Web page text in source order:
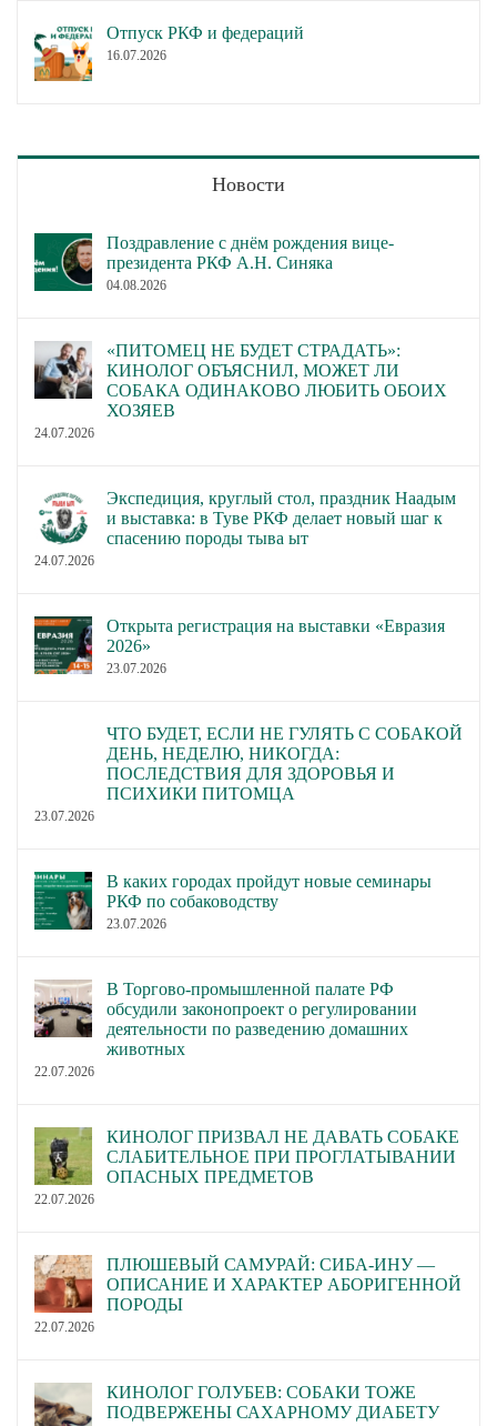
Отпуск РКФ и федераций
16.07.2026
Новости
Поздравление с днём рождения вице-
президента РКФ А.Н. Синяка
04.08.2026
«ПИТОМЕЦ НЕ БУДЕТ СТРАДАТЬ»:
КИНОЛОГ ОБЪЯСНИЛ, МОЖЕТ ЛИ
СОБАКА ОДИНАКОВО ЛЮБИТЬ ОБОИХ
ХОЗЯЕВ
24.07.2026
Экспедиция, круглый стол, праздник Наадым
и выставка: в Туве РКФ делает новый шаг к
спасению породы тыва ыт
24.07.2026
Открыта регистрация на выставки «Евразия
2026»
23.07.2026
ЧТО БУДЕТ, ЕСЛИ НЕ ГУЛЯТЬ С СОБАКОЙ
ДЕНЬ, НЕДЕЛЮ, НИКОГДА:
ПОСЛЕДСТВИЯ ДЛЯ ЗДОРОВЬЯ И
ПСИХИКИ ПИТОМЦА
23.07.2026
В каких городах пройдут новые семинары
РКФ по собаководству
23.07.2026
В Торгово-промышленной палате РФ
обсудили законопроект о регулировании
деятельности по разведению домашних
животных
22.07.2026
КИНОЛОГ ПРИЗВАЛ НЕ ДАВАТЬ СОБАКЕ
СЛАБИТЕЛЬНОЕ ПРИ ПРОГЛАТЫВАНИИ
ОПАСНЫХ ПРЕДМЕТОВ
22.07.2026
ПЛЮШЕВЫЙ САМУРАЙ: СИБА-ИНУ —
ОПИСАНИЕ И ХАРАКТЕР АБОРИГЕННОЙ
ПОРОДЫ
22.07.2026
КИНОЛОГ ГОЛУБЕВ: СОБАКИ ТОЖЕ
ПОДВЕРЖЕНЫ САХАРНОМУ ДИАБЕТУ